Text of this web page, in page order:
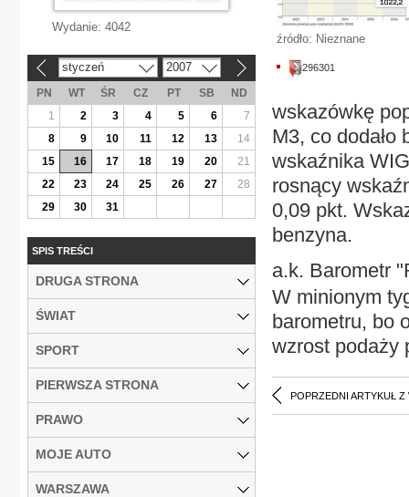
źródło: Nieznane
296301
wskazówkę
M3, co dodało
wskaźnika
rosnący
0,09 pkt.
benzyna.
a.k. Barometr
W minionym
barometru, bo
wzrost podaży
POPRZEDNI ARTYKUŁ Z
Wydanie: 4042
styczeń 2007
PN WT ŚR CZ PT SB
ND
1
2 3 4 5 6
7
8
9 10 11 12 13
14
15
16 17 18 19 20
21
22
23 24 25 26 27
28
29
30 31
SPIS TREŚCI
DRUGA STRONA
ŚWIAT
SPORT
PIERWSZA STRONA
PRAWO
MOJE AUTO
WARSZAWA